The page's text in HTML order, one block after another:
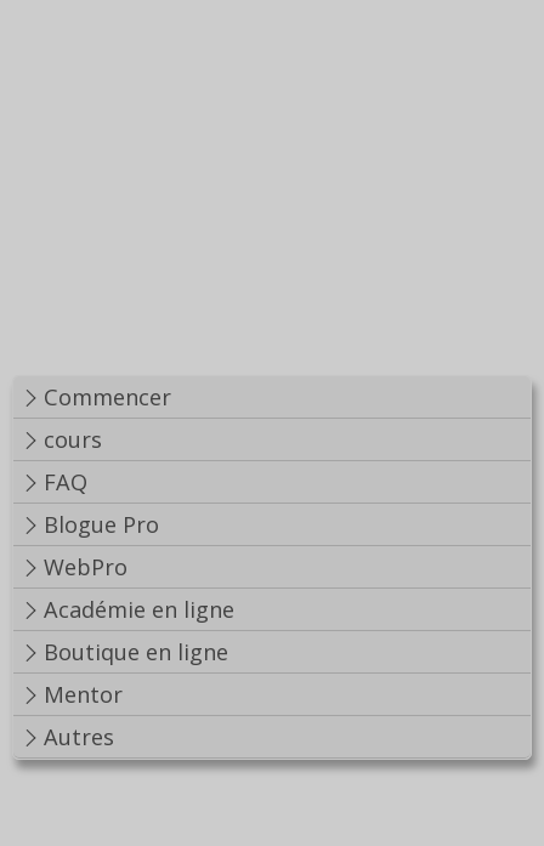
Commencer
cours
FAQ
Blogue Pro
WebPro
Académie en ligne
Boutique en ligne
Mentor
Autres